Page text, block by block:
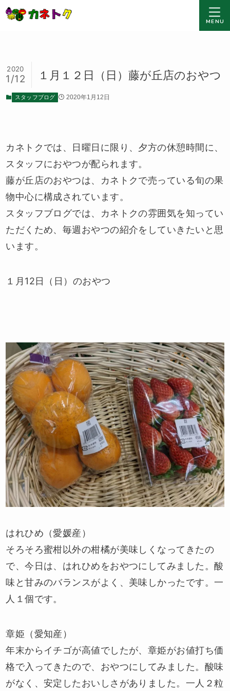
MENU
１月１２日（日）藤が丘店のおやつ
2020
1/12
スタッフブログ 2020年1月12日
カネトクでは、日曜日に限り、夕方の休憩時間に、
スタッフにおやつが配られます。
藤が丘店のおやつは、カネトクで売っている旬の果
物中心に構成されています。
スタッフブログでは、カネトクの雰囲気を知ってい
ただくため、毎週おやつの紹介をしていきたいと思
います。
１月12日（日）のおやつ
はれひめ（愛媛産）
そろそろ蜜柑以外の柑橘が美味しくなってきたの
で、今日は、はれひめをおやつにしてみました。酸
味と甘みのバランスがよく、美味しかったです。一
人１個です。
章姫（愛知産）
年末からイチゴが高値でしたが、章姫がお値打ち価
格で入ってきたので、おやつにしてみました。酸味
がなく、安定したおいしさがありました。一人２粒